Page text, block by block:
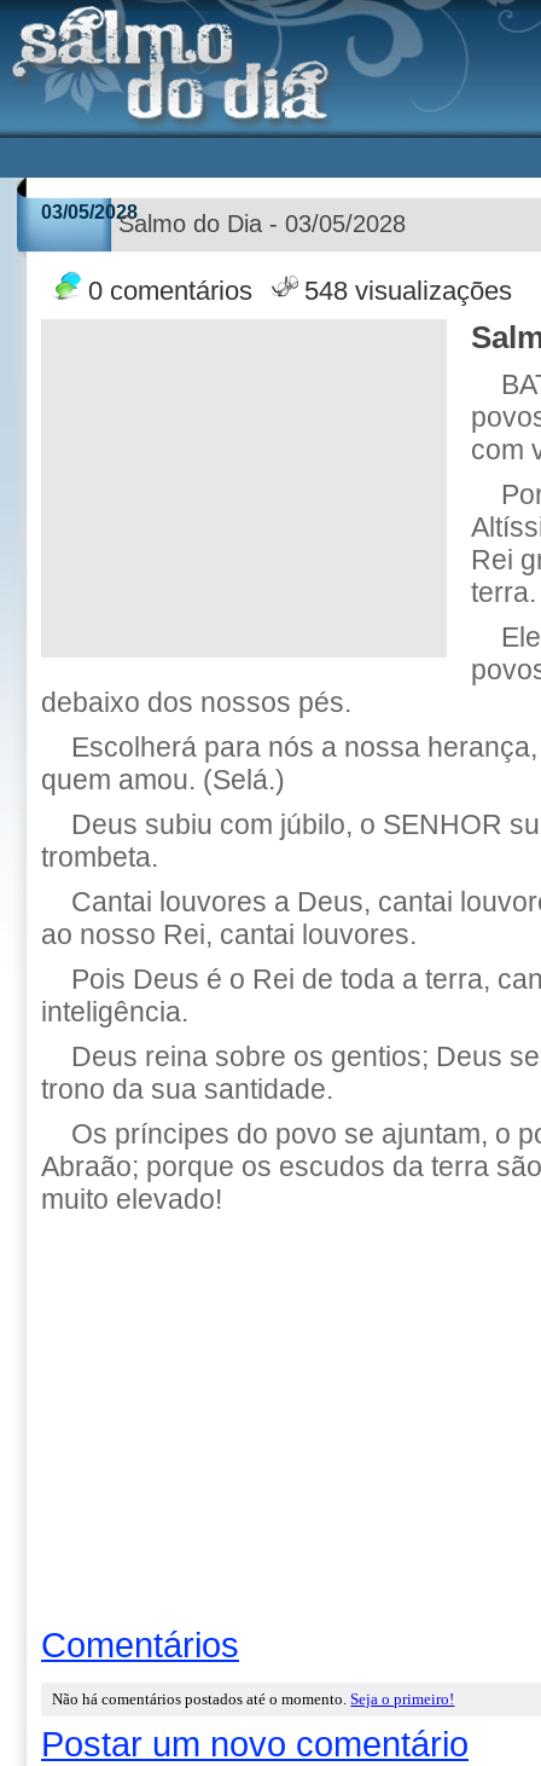
03/05/2028Salmo do Dia - 03/05/2028
0 comentários 548 visualizações
com
Rei
terra.
debaixo dos nossos pés.
Escolherá para nós a nossa
quem amou. (Selá.)
Deus subiu com júbilo, o SENHOR
trombeta.
Cantai louvores a Deus, cantai
ao nosso Rei, cantai louvores.
Pois Deus é o Rei de toda a terra,
inteligência.
Deus reina sobre os gentios; Deus
trono da sua santidade.
Os príncipes do povo se ajuntam, o
Abraão; porque os escudos da terra
muito elevado!
Comentários
Não há comentários postados até o momento.Seja o primeiro!
Postar um novo comentário